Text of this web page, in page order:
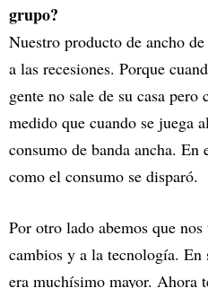
grupo?
Nuestro producto de ancho
a las recesiones. Porque
gente no sale de su casa
medido que cuando se juega
consumo de banda ancha.
como el consumo se disparó.
Por otro lado abemos que
cambios y a la tecnología.
era muchísimo mayor. Ahora